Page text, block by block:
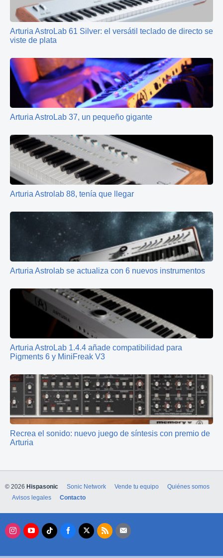
Arturia AstroLab 61 Silver: el versátil teclado de directo se
viste de plata
Arturia AstroLab 37, un pequeño gigante
Arturia Astrolab 88, tenía que llegar
Arturia Astrolab se actualiza con 6 nuevos instrumentos
Arturia AstroLab 1.4.4 añade compatibilidad para
Pigments 6 y MiniFreak V3
Recrea el sonido: nuevo juego de síntesis con premio de
Arturia
© 2026 Hispasonic Sonic Network Vende tu equipo
Quiénes somos
Avisos legales
Contacto